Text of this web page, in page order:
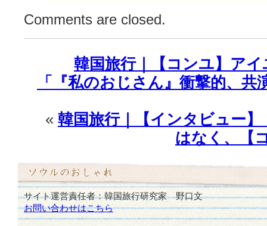
Comments are closed.
韓国旅行｜【コンユ】ア
「『私のおじさん』衝撃的、
« 韓国旅行｜【インタビュー
はなく、【
サイト運営責任者：韓国旅行研究家 野口文
お問い合わせはこちら